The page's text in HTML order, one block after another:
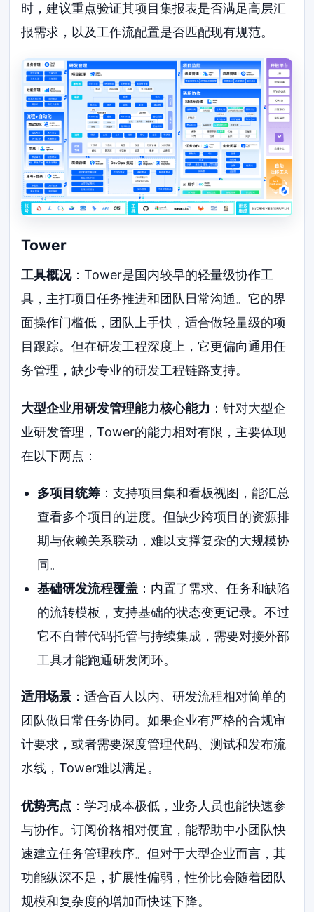
时，建议重点验证其项目集报表是否满足高层汇
报需求，以及工作流配置是否匹配现有规范。
Tower
工具概况：Tower是国内较早的轻量级协作工
具，主打项目任务推进和团队日常沟通。它的界
面操作门槛低，团队上手快，适合做轻量级的项
目跟踪。但在研发工程深度上，它更偏向通用任
务管理，缺少专业的研发工程链路支持。
大型企业用研发管理能力核心能力 ：针对大型企
业研发管理，Tower的能力相对有限，主要体现
在以下两点：
多项目统筹：支持项目集和看板视图，能汇总
查看多个项目的进度。但缺少跨项目的资源排
期与依赖关系联动，难以支撑复杂的大规模协
同。
基础研发流程覆盖：内置了需求、任务和缺陷
的流转模板，支持基础的状态变更记录。不过
它不自带代码托管与持续集成，需要对接外部
工具才能跑通研发闭环。
适用场景 ：适合百人以内、研发流程相对简单的
团队做日常任务协同。如果企业有严格的合规审
计要求，或者需要深度管理代码、测试和发布流
水线，Tower难以满足。
优势亮点 ：学习成本极低，业务人员也能快速参
与协作。订阅价格相对便宜，能帮助中小团队快
速建立任务管理秩序。但对于大型企业而言，其
功能纵深不足，扩展性偏弱，性价比会随着团队
规模和复杂度的增加而快速下降。